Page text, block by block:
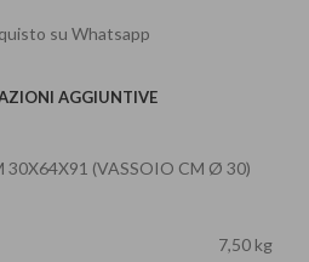
su Whatsapp
AGGIUNTIVE
30X64X91 (VASSOIO CM Ø 30)
7,50 kg